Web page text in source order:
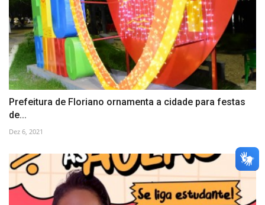
Prefeitura de Floriano ornamenta a cidade para festas
de...
Dez 6, 2021